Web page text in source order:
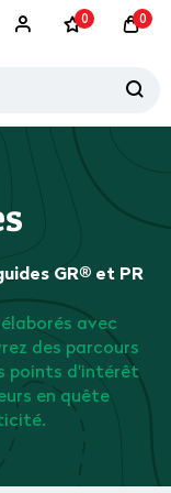
0 0
GR® et PR
avec
des parcours
points d'intérêt
en quête